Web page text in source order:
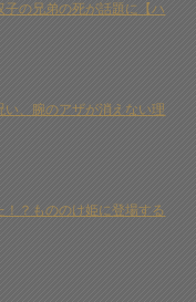
の兄弟の死が話題に【ハ
い、腕のアザが消えない理
！？もののけ姫に登場する